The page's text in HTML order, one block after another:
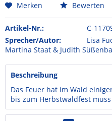
Merken Bewerten
Artikel-Nr.:
C-
Sprecher/Autor:
Lisa
Martina Staat & Judith
Beschreibung
Das Feuer hat im Wald
bis zum Herbstwaldfest